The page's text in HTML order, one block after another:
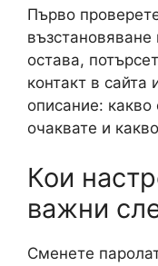
Първо
остава,
контакт в сайта
описание:
очаквате и
Кои
важни
Сменете